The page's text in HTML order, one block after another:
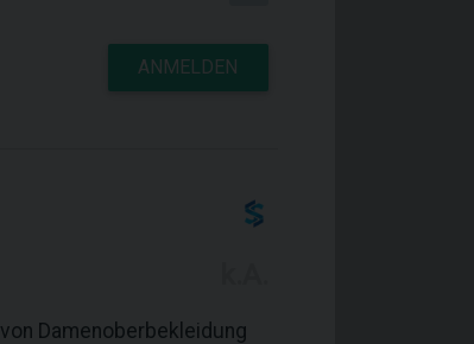
ANMELDEN
Damenoberbekleidung